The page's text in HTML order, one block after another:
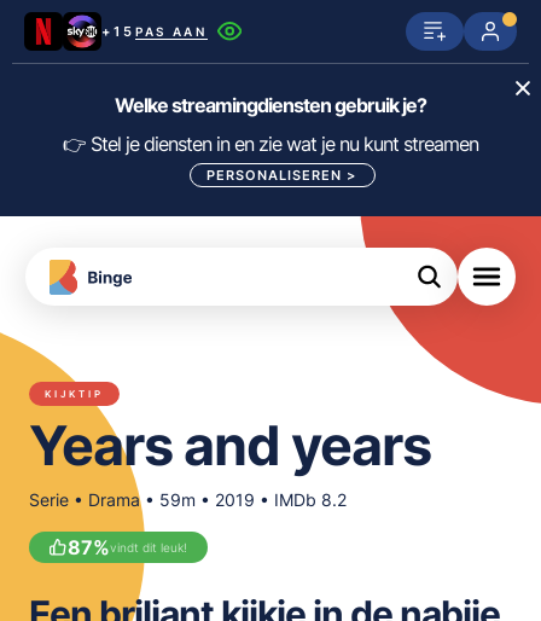
+15 PAS AAN
Netflix SkyShowtime Prime Video
Disney+ Videoland HBO Max
Viaplay Apple TV
KIJK
meJane
FILTER FILMS EN SERIES OP MIJN
ALLES/NIETS SELECTEREN
Welke streamingdiensten gebruik je?
👉 Stel je diensten in en zie wat je nu kunt streamen
PERSONALISEREN >
Download
de
App
KIJKTIP
Years and years
Serie • Drama • 59m • 2019 • IMDb 8.2
87%vindt dit leuk!